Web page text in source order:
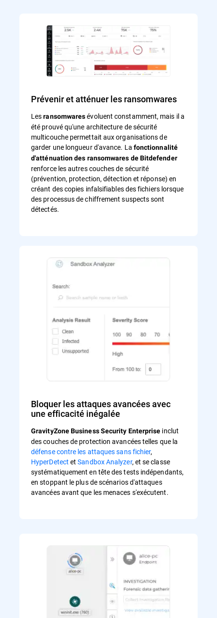
Prévenir et atténuer les ransomwares
Lesransomwaresévoluent constamment, mais il a
été prouvé qu'une architecture de sécurité
multicouche permettait aux organisations de
garder une longueur d'avance. La fonctionnalité
d'atténuation des ransomwares de Bitdefender
renforce les autres couches de sécurité
(prévention, protection, détection et réponse) en
créant des copies infalsifiables des fichiers lorsque
des processus de chiffrement suspects sont
détectés.
Bloquer les attaques avancées avec
une efficacité inégalée
GravityZone Business Security Enterprise inclut
des couches de protection avancées telles que la
défense contre les attaques sans fichier,
HyperDetect etSandbox Analyzer, et se classe
systématiquement en tête des tests indépendants,
en stoppant le plus de scénarios d'attaques
avancées avant que les menaces s'exécutent.